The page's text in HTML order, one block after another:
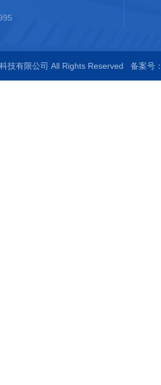
技有限公司 All Rights Reserved 备案号